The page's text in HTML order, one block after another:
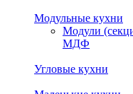
Модульные кухни
Модули
МДФ
Угловые кухни